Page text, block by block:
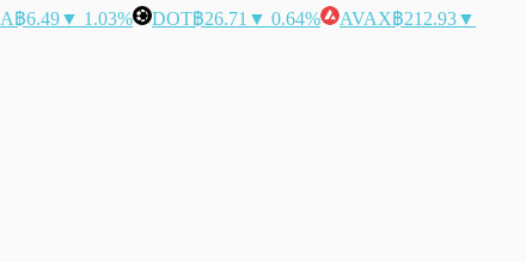
฿6.49▼ 1.03% DOT฿26.71 ▼ 0.64% AVAX฿212.93▼